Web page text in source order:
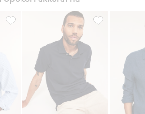
Stripete oxfordskjorte regular fit, Legg til
Pikeskjorte,